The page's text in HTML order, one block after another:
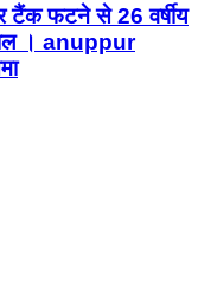
टैंक फटने से 26 वर्षीय
हाल । anuppur